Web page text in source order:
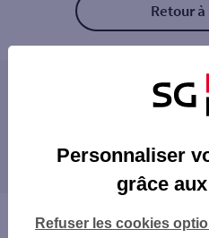
Retour
Les distributeurs/
NOGENT SUR OISE
ST LEU D'ESSERENT 10 T PL
proximité
NOGENT-SUR-OISE
CHANTILLY
Vous êtes ici : Accueil
Personnaliser
grâce
Refuser les cookies